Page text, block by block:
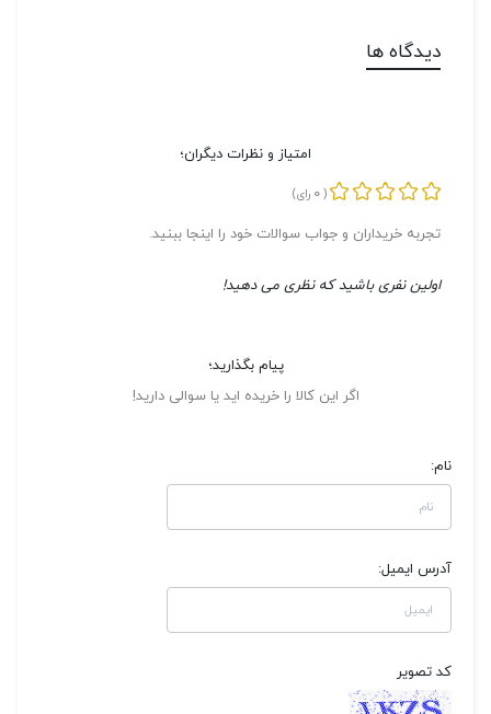
دیدگاه ها
امتیاز و نظرات دیگران؛
(
0 رای)
تجربه خریداران و جواب سوالات خود را اینجا ببنید.
اولین نفری باشید که نظری می دهید!
پیام بگذارید؛
اگر این کالا را خریده اید یا سوالی دارید!
نام:
آدرس ایمیل:
کد تصویر